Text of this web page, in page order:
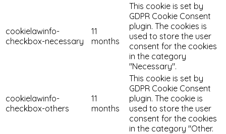
cookielawinfo-
checkbox-necessary
11
months
This cookie is set by
GDPR Cookie Consent
plugin. The cookies is
used to store the user
consent for the cookies
in the category
"Necessary".
cookielawinfo-
checkbox-others
11
months
This cookie is set by
GDPR Cookie Consent
plugin. The cookie is
used to store the user
consent for the cookies
in the category "Other.